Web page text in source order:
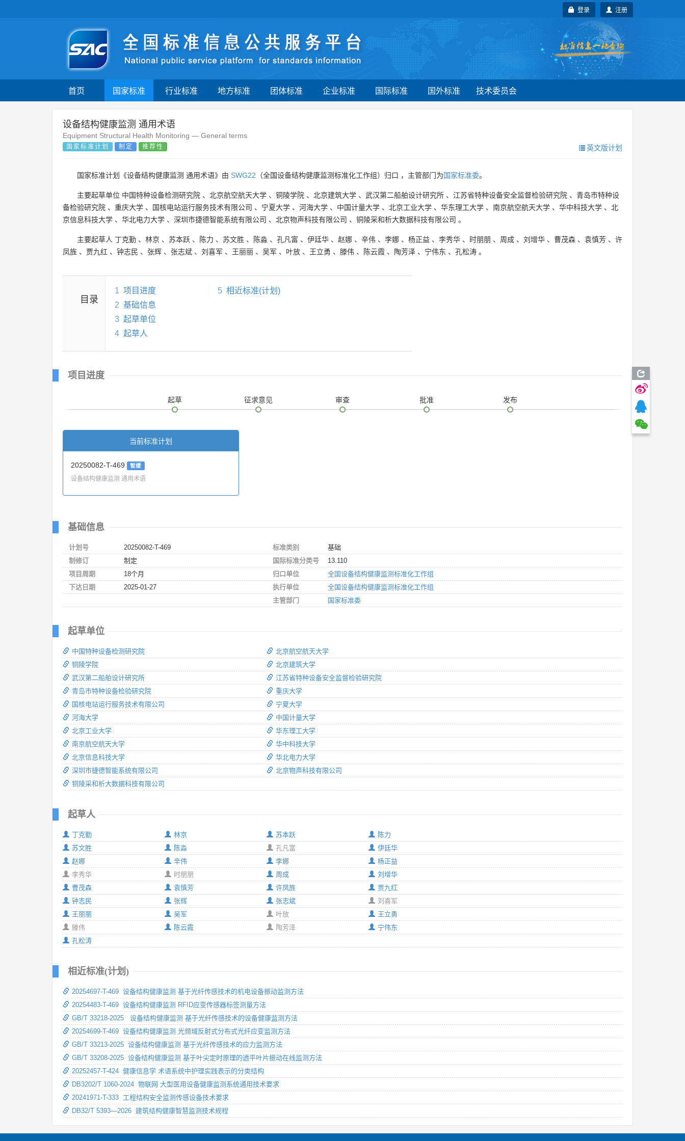
注册
登录
首页 国家标准 行业标准 地方标准 团体标准 企业标准 国际标准 国外标准 技术委员会
设备结构健康监测 通用术语
Equipment Structural Health Monitoring — General terms
国家标准计划 制定 推荐性 英文版计划
国家标准计划《设备结构健康监测 通用术语》由 SWG22 （全国设备结构健康监测标准化工作组）归口 ，主管部门为国家标准委。
主要起草单位 中国特种设备检测研究院 、 北京航空航天大学 、 铜陵学院 、 北京建筑大学 、 武汉第二船舶设计研究所 、 江苏省特种设备安全监督检验研究院 、 青岛市特种设
备检验研究院 、 重庆大学 、 国核电站运行服务技术有限公司 、 宁夏大学 、 河海大学 、 中国计量大学 、 北京工业大学 、 华东理工大学 、 南京航空航天大学 、 华中科技大学 、 北
京信息科技大学 、 华北电力大学 、 深圳市捷德智能系统有限公司 、 北京物声科技有限公司 、 铜陵采和析大数据科技有限公司 。
主要起草人 丁克勤 、 林京 、 苏本跃 、 陈力 、 苏文胜 、 陈淼 、 孔凡富 、 伊廷华 、 赵娜 、 辛伟 、 李娜 、 杨正益 、 李秀华 、 时朋朋 、 周成 、 刘增华 、 曹茂森 、 袁慎芳 、 许
凤旌 、 贾九红 、 钟志民 、 张辉 、 张志斌 、 刘喜军 、 王丽丽 、 吴军 、 叶放 、 王立勇 、 滕伟 、 陈云霞 、 陶芳泽 、 宁伟东 、 孔松涛 。
目录
1 项目进度
2 基础信息
3 起草单位
4 起草人
5 相近标准(计划)
项目进度
起草 征求意见 审查 批准 发布
当前标准计划
20250082-T-469 暂缓
设备结构健康监测 通用术语
基础信息
计划号
20250082-T-469
制修订
制定
项目周期
18个月
下达日期
2025-01-27
标准类别
基础
国际标准分类号
13.110
归口单位
全国设备结构健康监测标准化工作组
执行单位
全国设备结构健康监测标准化工作组
主管部门
国家标准委
起草单位
中国特种设备检测研究院
铜陵学院
武汉第二船舶设计研究所
青岛市特种设备检验研究院
国核电站运行服务技术有限公司
河海大学
北京工业大学
南京航空航天大学
北京信息科技大学
深圳市捷德智能系统有限公司
铜陵采和析大数据科技有限公司
北京航空航天大学
北京建筑大学
江苏省特种设备安全监督检验研究院
重庆大学
宁夏大学
中国计量大学
华东理工大学
华中科技大学
华北电力大学
北京物声科技有限公司
起草人
丁克勤
林京
苏文胜
陈淼
赵娜
辛伟
李秀华
时朋朋
曹茂森
袁慎芳
钟志民
张辉
王丽丽
吴军
滕伟
陈云霞
孔松涛
苏本跃
陈力
孔凡富
伊廷华
李娜
杨正益
周成
刘增华
许凤旌
贾九红
张志斌
刘喜军
叶放
王立勇
陶芳泽
宁伟东
相近标准(计划)
20254697-T-469 设备结构健康监测 基于光纤传感技术的机电设备振动监测方法
20254483-T-469 设备结构健康监测 RFID应变传感器标签测量方法
GB/T 33218-2025 设备结构健康监测 基于光纤传感技术的设备健康监测方法
20254699-T-469 设备结构健康监测 光频域反射式分布式光纤应变监测方法
GB/T 33213-2025 设备结构健康监测 基于光纤传感技术的应力监测方法
GB/T 33208-2025 设备结构健康监测 基于叶尖定时原理的透平叶片振动在线监测方法
20252457-T-424 健康信息学 术语系统中护理实践表示的分类结构
DB3202/T 1060-2024 物联网 大型医用设备健康监测系统通用技术要求
20241971-T-333 工程结构安全监测传感设备技术要求
DB32/T 5393—2026 建筑结构健康智慧监测技术规程